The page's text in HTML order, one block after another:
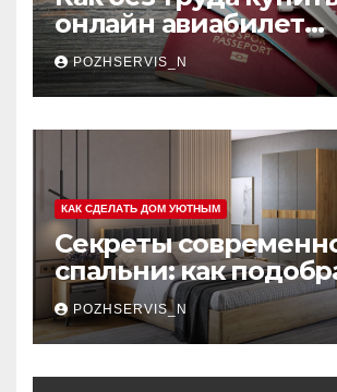
онлайн авиабилет
Аэрофлота:
руководство
POZHSERVIS_N
КАК СДЕЛАТЬ ДОМ УЮТНЫМ
Секреты
спальни: как
мебель, которая
пространство
POZHSERVIS_N